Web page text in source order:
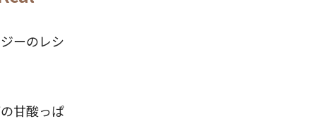
ーのレシ
甘酸っぱ